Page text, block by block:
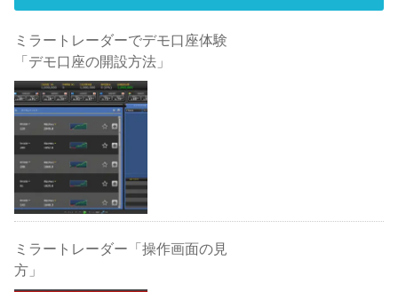
ミラートレーダーでデモ口座体験
「デモ口座の開設方法」
ミラートレーダー「操作画面の見
方」